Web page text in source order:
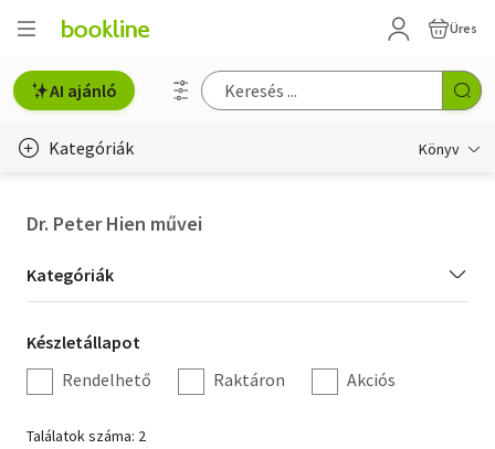
Üres
AI ajánló
Kategóriák Könyv
Hobbi, szabadidő
Irodalom
Művészet
Dr. Peter Hien művei
Kategória
szűrés
Kategóriák
Készletállapot
szűrés
Készletállapot
Rendelhető
Raktáron Akciós
Találatok száma: 2